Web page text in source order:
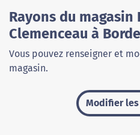
Rayons du magasin
Clemenceau à
Vous pouvez renseigner et
magasin.
Modifier les